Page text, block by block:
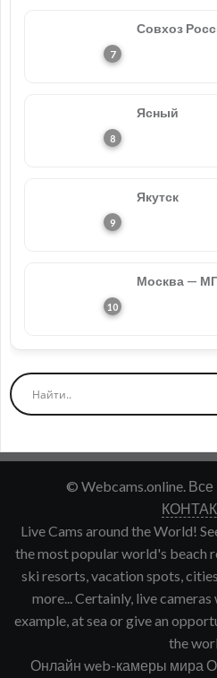
Совхоз
Ясный
Якутск
Москва —
© Webcams.online.
Live Cams around the World!
the most popular world's beach
ski resorts, vacation spots,
more... Certainly, live
example, at sea or give an
the
Онлайн web-камеры мира